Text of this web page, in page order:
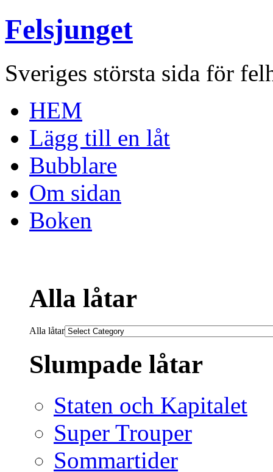
Felsjunget
Sveriges största sida för
HEM
Lägg till en låt
Bubblare
Om sidan
Boken
Alla låtar
Alla låtar
Slumpade låtar
Staten och Kapitalet
Super Trouper
Sommartider